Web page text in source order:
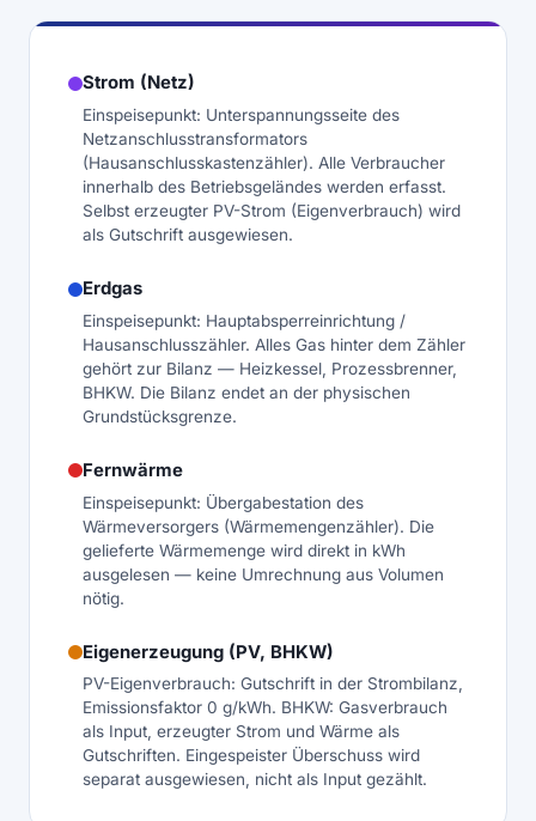
Strom (Netz)
Einspeisepunkt: Unterspannungsseite des
Netzanschlusstransformators
(Hausanschlusskastenzähler). Alle Verbraucher
innerhalb des Betriebsgeländes werden erfasst.
Selbst erzeugter PV-Strom (Eigenverbrauch) wird
als Gutschrift ausgewiesen.
Erdgas
Einspeisepunkt: Hauptabsperreinrichtung /
Hausanschlusszähler. Alles Gas hinter dem Zähler
gehört zur Bilanz — Heizkessel, Prozessbrenner,
BHKW. Die Bilanz endet an der physischen
Grundstücksgrenze.
Fernwärme
Einspeisepunkt: Übergabestation des
Wärmeversorgers (Wärmemengenzähler). Die
gelieferte Wärmemenge wird direkt in kWh
ausgelesen — keine Umrechnung aus Volumen
nötig.
Eigenerzeugung (PV, BHKW)
PV-Eigenverbrauch: Gutschrift in der Strombilanz,
Emissionsfaktor 0 g/kWh. BHKW: Gasverbrauch
als Input, erzeugter Strom und Wärme als
Gutschriften. Eingespeister Überschuss wird
separat ausgewiesen, nicht als Input gezählt.